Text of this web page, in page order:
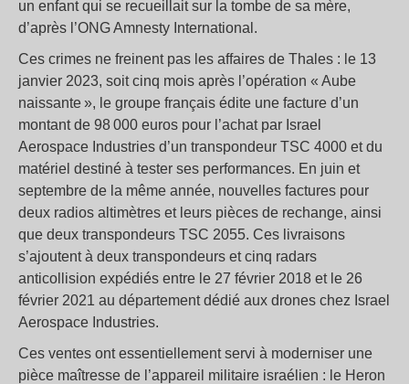
un enfant qui se recueillait sur la tombe de sa mère,
d’après l’ONG Amnesty International.
Ces crimes ne freinent pas les affaires de Thales : le 13
janvier 2023, soit cinq mois après l’opération « Aube
naissante », le groupe français édite une facture d’un
montant de 98 000 euros pour l’achat par Israel
Aerospace Industries d’un transpondeur TSC 4000 et du
matériel destiné à tester ses performances. En juin et
septembre de la même année, nouvelles factures pour
deux radios altimètres et leurs pièces de rechange, ainsi
que deux transpondeurs TSC 2055. Ces livraisons
s’ajoutent à deux transpondeurs et cinq radars
anticollision expédiés entre le 27 février 2018 et le 26
février 2021 au département dédié aux drones chez Israel
Aerospace Industries.
Ces ventes ont essentiellement servi à moderniser une
pièce maîtresse de l’appareil militaire israélien : le Heron